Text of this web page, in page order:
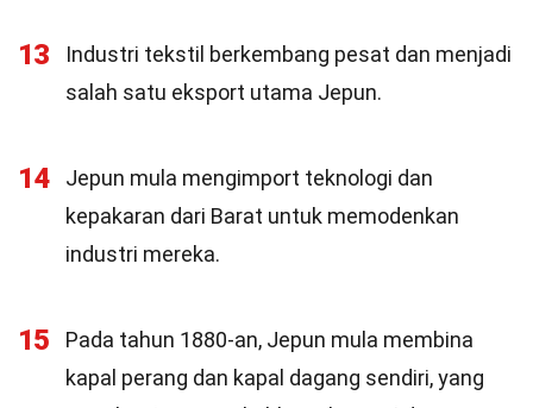
13
Industri tekstil berkembang pesat dan menjadi
salah satu eksport utama Jepun.
14
Jepun mula mengimport teknologi dan
kepakaran dari Barat untuk memodenkan
industri mereka.
15
Pada tahun 1880-an, Jepun mula membina
kapal perang dan kapal dagang sendiri, yang